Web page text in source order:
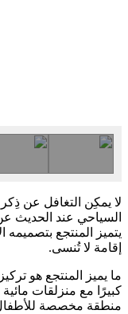
لا يمكِن التغافل عن
السياحي عند الحديث
يتميز المنتجع بتصميمه
إقامة لا تُنسى.
ما يميز المنتجع هو
كبيرًا مع منزلقات
منطقة مخصصة للأطفال